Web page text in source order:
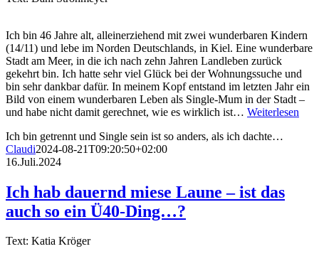
Ich bin 46 Jahre alt, alleinerziehend mit zwei wunderbaren Kindern
(14/11) und lebe im Norden Deutschlands, in Kiel. Eine wunderbare
Stadt am Meer, in die ich nach zehn Jahren Landleben zurück
gekehrt bin. Ich hatte sehr viel Glück bei der Wohnungssuche und
bin sehr dankbar dafür. In meinem Kopf entstand im letzten Jahr ein
Bild von einem wunderbaren Leben als Single-Mum in der Stadt –
und habe nicht damit gerechnet, wie es wirklich ist… Weiterlesen
Ich bin getrennt und Single sein ist so anders, als ich dachte…
Claudi2024-08-21T09:20:50+02:00
16.Juli.2024
Ich hab dauernd miese Laune – ist das
auch so ein Ü40-Ding…?
Text: Katia Kröger